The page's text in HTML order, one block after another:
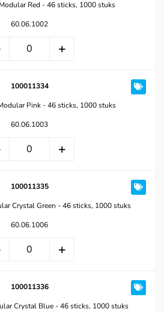
Red - 46 sticks, 1000 stuks
60.06.1002
100011334
Pink - 46 sticks, 1000 stuks
60.06.1003
100011335
Crystal Green - 46 sticks, 1000 stuks
60.06.1006
100011336
Crystal Blue - 46 sticks, 1000 stuks